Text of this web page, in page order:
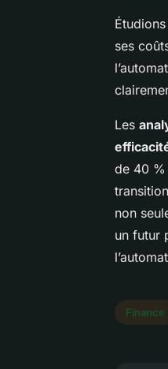
ses
Les
de 40 %
non
un futur
Finance